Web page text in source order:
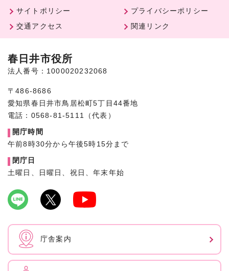
サイトポリシー
プライバシーポリシー
交通アクセス
関連リンク
春日井市役所
法人番号：1000020232068
〒486-8686
愛知県春日井市鳥居松町5丁目44番地
電話：0568-81-5111（代表）
開庁時間
午前8時30分から午後5時15分まで
閉庁日
土曜日、日曜日、祝日、年末年始
庁舎案内